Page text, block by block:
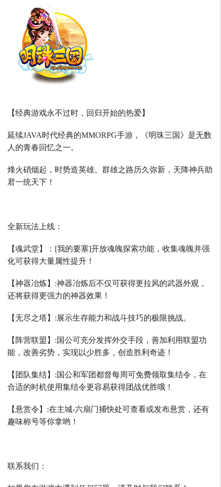
【经典游戏永不过时，回归开始的热爱】
延续JAVA时代经典的MMORPG手游，《明珠三国》是无数
人的青春回忆之一。
烽火硝烟起，时势造英雄。群雄之路历久弥新，天降神兵助
君一统天下！
全新玩法上线：
【魂武堂】： [我的要塞]开放魂魄探索功能，收集魂魄并强
化可获得大量属性提升！
【神器冶炼】 :神器冶炼后不仅可获得更拉风的武器外观，
还将获得更强力的神器效果！
【无尽之塔】 :展示生存能力和战斗技巧的极限挑战。
【阵营联盟】 :国公可充分发挥外交手段，善加利用联盟功
能，改善劣势，实现以少胜多，创造胜利奇迹！
【团队集结】 :国公和军团都督每周可免费领取集结令，在
合适的时机使用集结令更容易获得团战优胜哦！
【悬赏令】 :在主城-六扇门捕快处可查看或发布悬赏，还有
趣味称号等你拿哟！
联系我们：